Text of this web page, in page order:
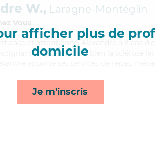
afficher plus de
domicile
Je m'inscris
W., Laragne-Montéglin
Vous
efficace et attentionné, Alexandre a 8 ans
soignant (AS). Maitrisant bien la sclérose